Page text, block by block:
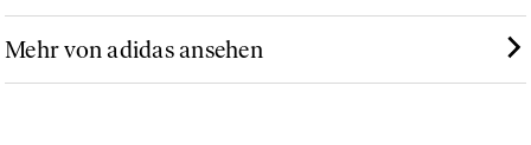
Mehr von adidas ansehen